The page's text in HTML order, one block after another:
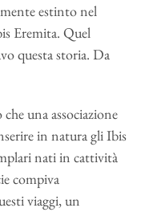
estinto nel
Eremita. Quel
questa storia. Da
una associazione
in natura gli Ibis
nati in cattività
compiva
viaggi, un